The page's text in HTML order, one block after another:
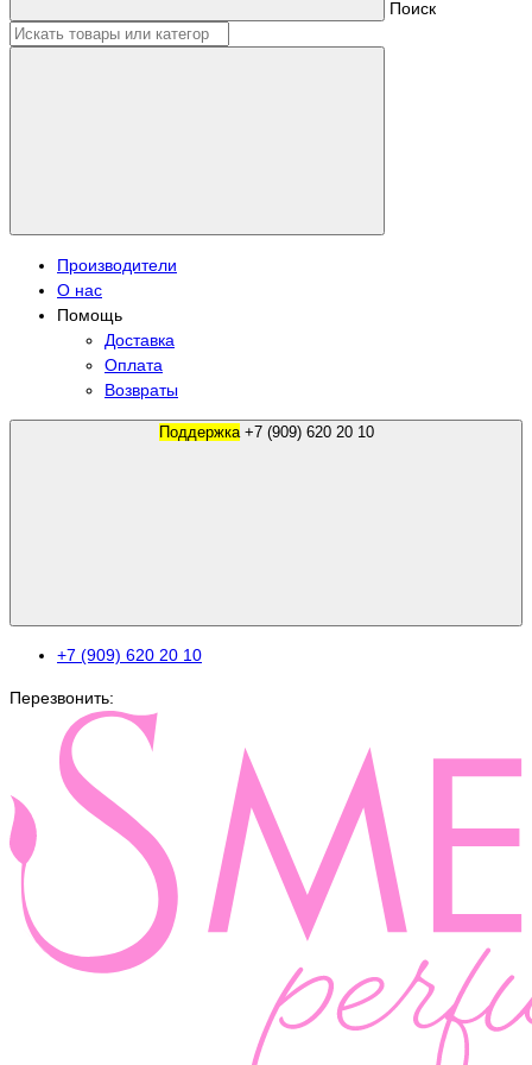
Поиск
Производители
О нас
Помощь
Доставка
Оплата
Возвраты
Поддержка +7 (909) 620 20 10
+7 (909) 620 20 10
Перезвонить: